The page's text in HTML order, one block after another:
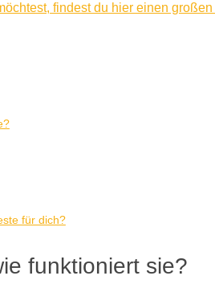
findest du hier einen
für dich?
funktioniert sie?